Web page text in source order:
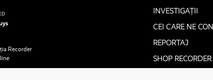
Recorder
INVESTIGAȚII
CEI CARE NE
REPORTAJ
SHOP RECORDER